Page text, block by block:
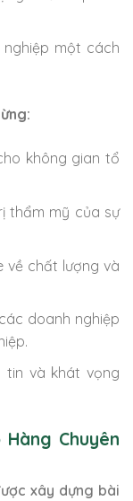
một cách
không gian tổ
thẩm mỹ của sự
về chất lượng và
doanh nghiệp
tin và khát vọng
Chuyên
xây dựng bài